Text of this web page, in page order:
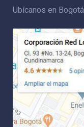
Ubícanos en Bogotá